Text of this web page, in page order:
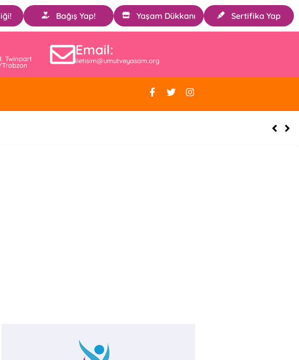
Sertifika Yap
Yaşam Dükkanı
Bağış Yap!
Twinpart
Email:
iletisim@umutveyasam.org